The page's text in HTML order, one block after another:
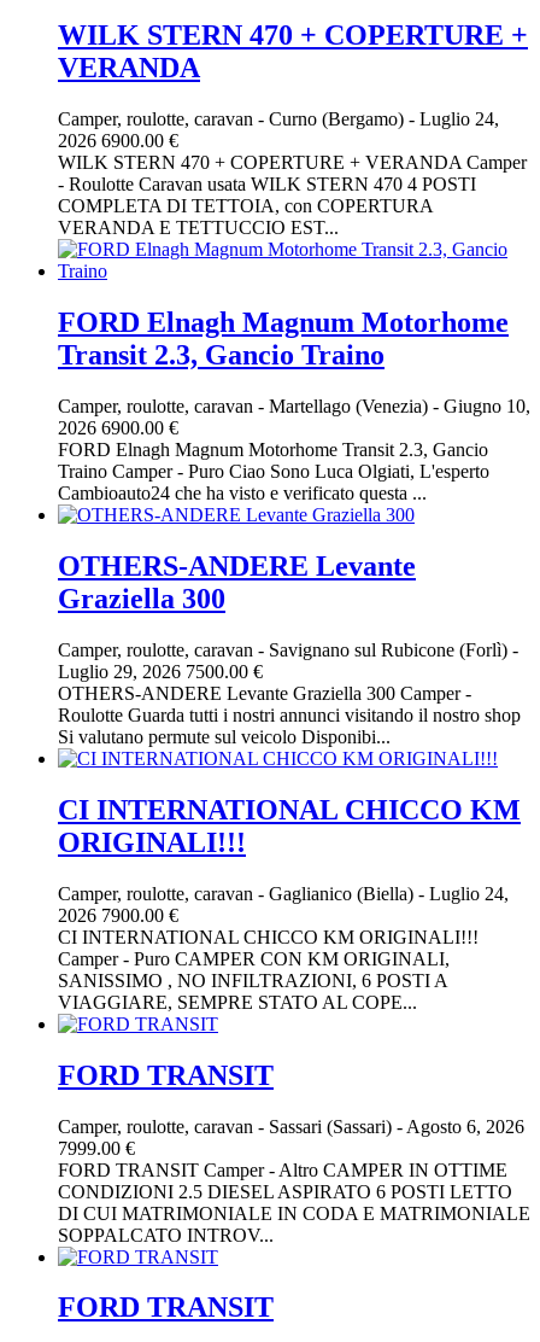
WILK STERN 470 + COPERTURE +
VERANDA
Camper, roulotte, caravan - Curno (Bergamo) - Luglio 24,
2026 6900.00 €
WILK STERN 470 + COPERTURE + VERANDA Camper
- Roulotte Caravan usata WILK STERN 470 4 POSTI
COMPLETA DI TETTOIA, con COPERTURA
VERANDA E TETTUCCIO EST...
FORD Elnagh Magnum Motorhome
Transit 2.3, Gancio Traino
Camper, roulotte, caravan - Martellago (Venezia) - Giugno 10,
2026 6900.00 €
FORD Elnagh Magnum Motorhome Transit 2.3, Gancio
Traino Camper - Puro Ciao Sono Luca Olgiati, L'esperto
Cambioauto24 che ha visto e verificato questa ...
OTHERS-ANDERE Levante
Graziella 300
Camper, roulotte, caravan - Savignano sul Rubicone (Forlì) -
Luglio 29, 2026 7500.00 €
OTHERS-ANDERE Levante Graziella 300 Camper -
Roulotte Guarda tutti i nostri annunci visitando il nostro shop
Si valutano permute sul veicolo Disponibi...
CI INTERNATIONAL CHICCO KM
ORIGINALI!!!
Camper, roulotte, caravan - Gaglianico (Biella) - Luglio 24,
2026 7900.00 €
CI INTERNATIONAL CHICCO KM ORIGINALI!!!
Camper - Puro CAMPER CON KM ORIGINALI,
SANISSIMO , NO INFILTRAZIONI, 6 POSTI A
VIAGGIARE, SEMPRE STATO AL COPE...
FORD TRANSIT
Camper, roulotte, caravan - Sassari (Sassari) - Agosto 6, 2026
7999.00 €
FORD TRANSIT Camper - Altro CAMPER IN OTTIME
CONDIZIONI 2.5 DIESEL ASPIRATO 6 POSTI LETTO
DI CUI MATRIMONIALE IN CODA E MATRIMONIALE
SOPPALCATO INTROV...
FORD TRANSIT